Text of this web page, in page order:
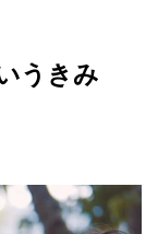
うきみ